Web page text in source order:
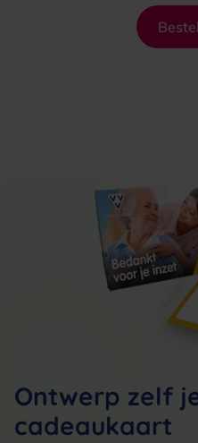
Ontwerp zelf
cadeaukaart